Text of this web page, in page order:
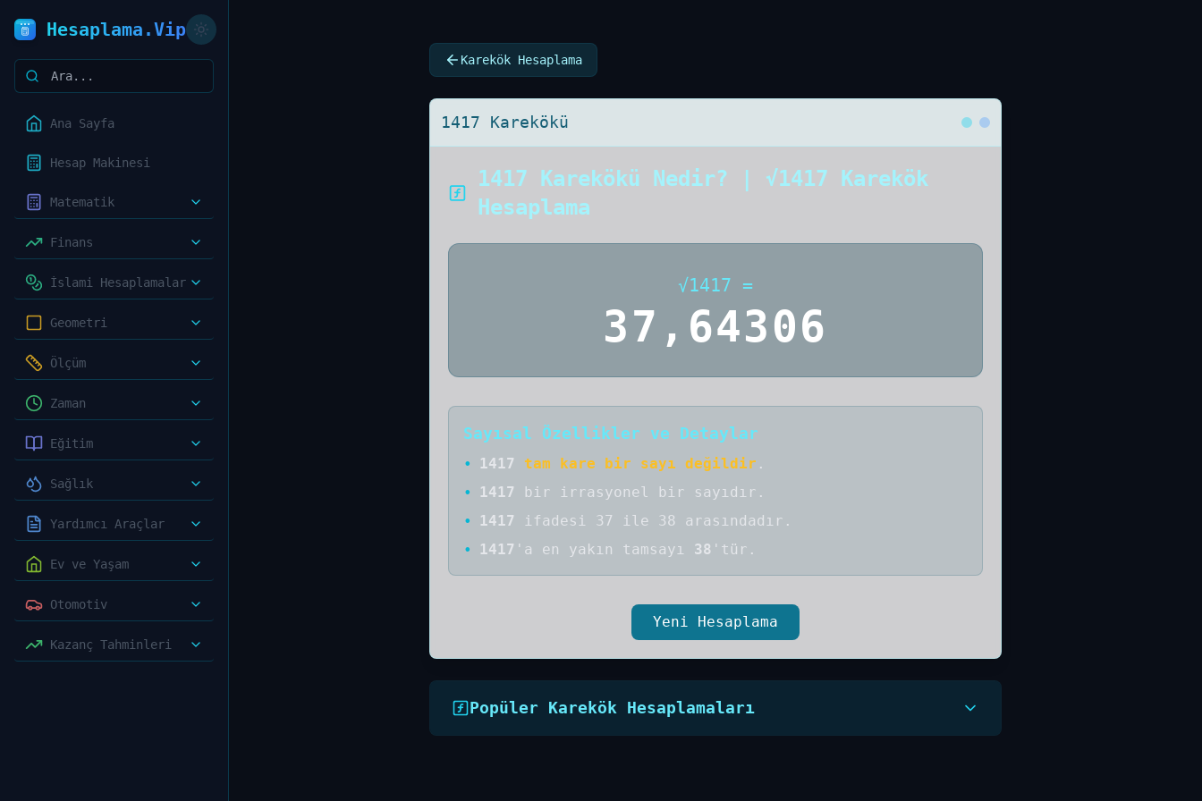
Hesaplama.Vip
Ana Sayfa
Hesap Makinesi
Matematik
Finans
İslami Hesaplamalar
Geometri
Ölçüm
Zaman
Eğitim
Sağlık
Yardımcı Araçlar
Ev ve Yaşam
Otomotiv
Kazanç Tahminleri
Karekök Hesaplama
1417 Karekökü
1417 Karekökü Nedir? | √1417 Karekök
Hesaplama
√1417 =
37,64306
Sayısal Özellikler ve Detaylar
• 1417 tam kare bir sayı değildir .
•
1417 bir irrasyonel bir sayıdır .
•
1417
ifadesi 37 ile 38 arasındadır.
•
1417 'a en yakın tamsayı 38 'tür.
Yeni Hesaplama
Popüler Karekök Hesaplamaları